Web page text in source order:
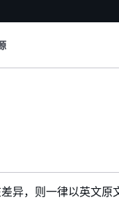
异，则一律以英文原